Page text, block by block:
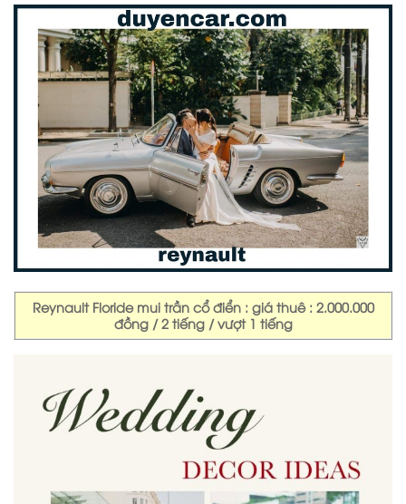
Reynault Floride mui trần cổ điển : giá thuê : 2.000.000
đồng / 2 tiếng / vượt 1 tiếng